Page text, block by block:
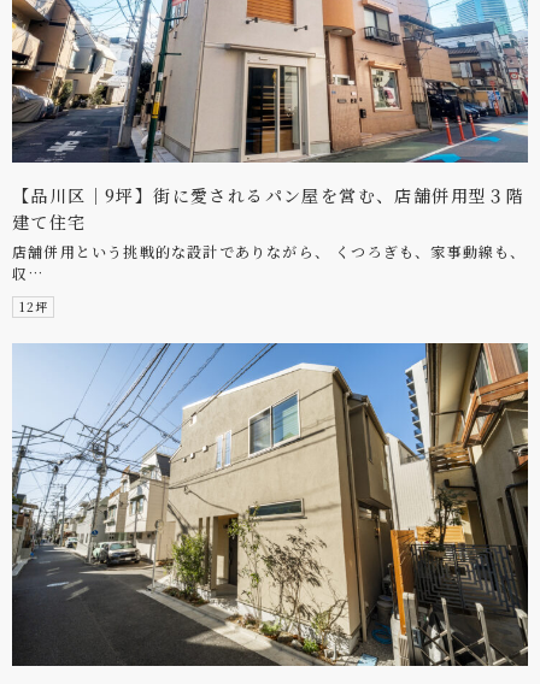
【品川区｜9坪】街に愛されるパン屋を営む、店舗併用型３階
建て住宅
店舗併用という挑戦的な設計でありながら、 くつろぎも、家事動線も、
収…
12坪